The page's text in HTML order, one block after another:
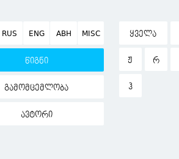
RUS ENG ABH MISC
წიგნი
გამომცემლობა
ავტორი
ᲧᲕᲔᲚᲐ
Ჟ Რ
Ჰ